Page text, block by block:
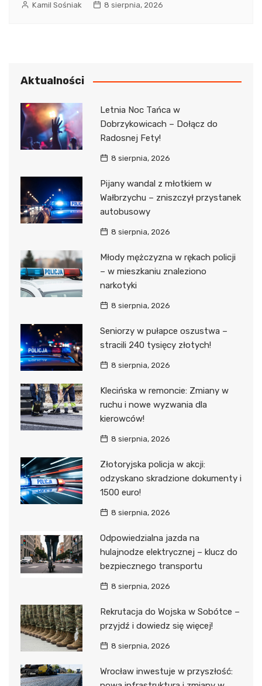
Kamil Sośniak 8 sierpnia, 2026
Aktualności
Letnia Noc Tańca w
Dobrzykowicach – Dołącz do
Radosnej Fety!
8 sierpnia, 2026
Pijany wandal z młotkiem w
Wałbrzychu – zniszczył przystanek
autobusowy
8 sierpnia, 2026
Młody mężczyzna w rękach policji
– w mieszkaniu znaleziono
narkotyki
8 sierpnia, 2026
Seniorzy w pułapce oszustwa –
stracili 240 tysięcy złotych!
8 sierpnia, 2026
Klecińska w remoncie: Zmiany w
ruchu i nowe wyzwania dla
kierowców!
8 sierpnia, 2026
Złotoryjska policja w akcji:
odzyskano skradzione dokumenty i
1500 euro!
8 sierpnia, 2026
Odpowiedzialna jazda na
hulajnodze elektrycznej – klucz do
bezpiecznego transportu
8 sierpnia, 2026
Rekrutacja do Wojska w Sobótce –
przyjdź i dowiedz się więcej!
8 sierpnia, 2026
Wrocław inwestuje w przyszłość: